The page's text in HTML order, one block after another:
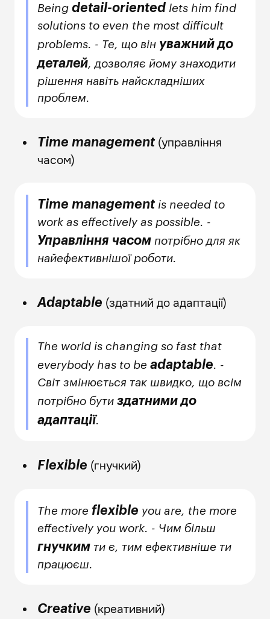
Beingdetail-oriented lets him find
solutions to even the most difficult
problems. - Те, що він уважний до
деталей, дозволяє йому знаходити
рішення навіть найскладніших
проблем.
Time management(управління
часом)
Time managementis needed to
work as effectively as possible. -
Управління часом потрібно для як
найефективнішої роботи.
Adaptable (здатний до адаптації)
The world is changing so fast that
everybody has to beadaptable . -
Світ змінюється так швидко, що всім
потрібно бутиздатними до
адаптації.
Flexible (гнучкий)
The more flexible you are, the more
effectively you work. - Чим більш
гнучким ти є, тим ефективніше ти
працюєш.
Creative (креативний)